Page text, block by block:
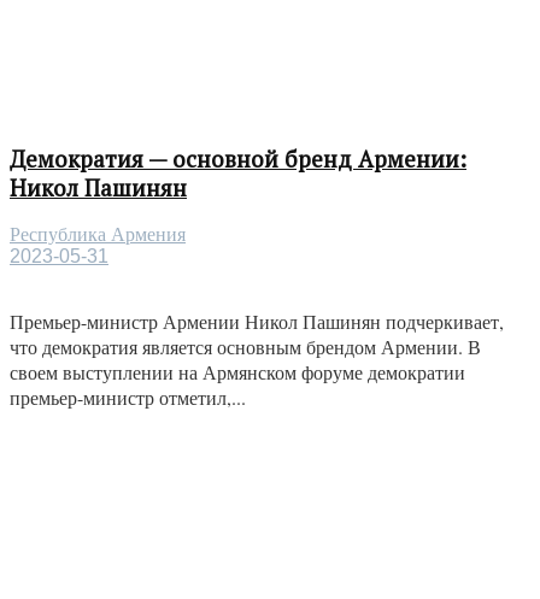
Демократия — основной бренд Армении:
Никол Пашинян
Республика Армения
2023-05-31
Премьер-министр Армении Никол Пашинян подчеркивает,
что демократия является основным брендом Армении. В
своем выступлении на Армянском форуме демократии
премьер-министр отметил,...